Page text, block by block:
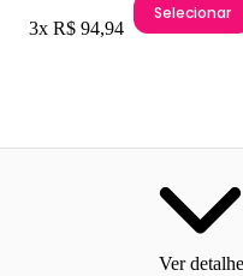
3x R$ 94,94
Selecionar
Ver